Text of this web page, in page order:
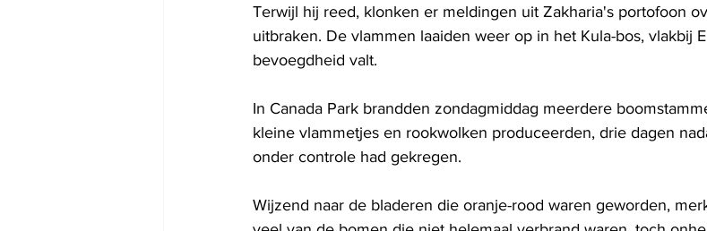
Terwijl hij reed, klonken er meldingen uit Zakharia's portofoon
uitbraken. De vlammen laaiden weer op in het Kula-bos, vlakbij
bevoegdheid valt.
In Canada Park brandden zondagmiddag meerdere
kleine vlammetjes en rookwolken produceerden, drie dagen
onder controle had gekregen.
Wijzend naar de bladeren die oranje-rood waren geworden,